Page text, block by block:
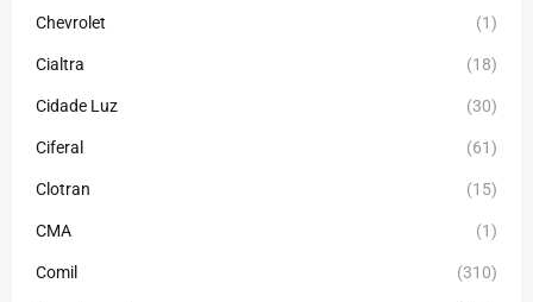
Chevrolet (1)
Cialtra (18)
Cidade Luz (30)
Ciferal (61)
Clotran (15)
CMA (1)
Comil (310)